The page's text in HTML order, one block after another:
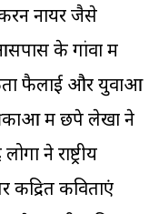
नायर जैसे
के गांवों में
फैलाई और युवाओं
में छपे लेखों ने
ने राष्ट्रीय
केंद्रित कविताएं